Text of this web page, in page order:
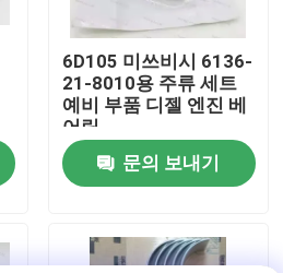
6D105 미쓰비시 6136-
21-8010용 주류 세트
예비 부품 디젤 엔진 베
어링
문의 보내기